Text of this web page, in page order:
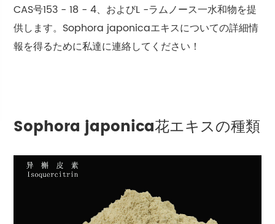
CAS号153 - 18 - 4、およびL -ラムノース一水和物を提
供します。Sophora japonicaエキスについての詳細情
報を得るために私達に連絡してください！
Sophora japonica花エキスの種類